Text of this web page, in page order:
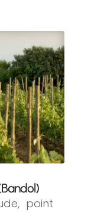
point